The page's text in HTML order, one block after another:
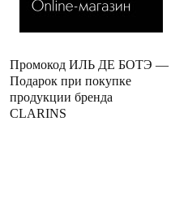
Промокод ИЛЬ ДЕ БОТЭ —
Подарок при покупке
продукции бренда
CLARINS